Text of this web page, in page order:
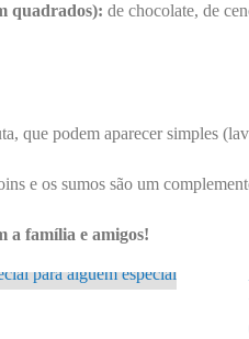
quadrados): de chocolate, de
que podem aparecer simples
e os sumos são um
a família e amigos!